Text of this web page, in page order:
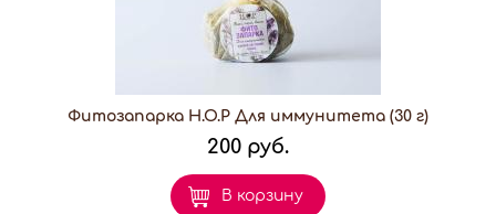
Фитозапарка H.O.P Для иммунитета (30 г)
200 руб.
В корзину